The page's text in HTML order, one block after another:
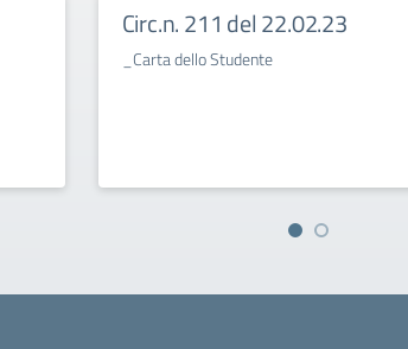
Circ.n. 211 del 22.02.23
_Carta dello Studente